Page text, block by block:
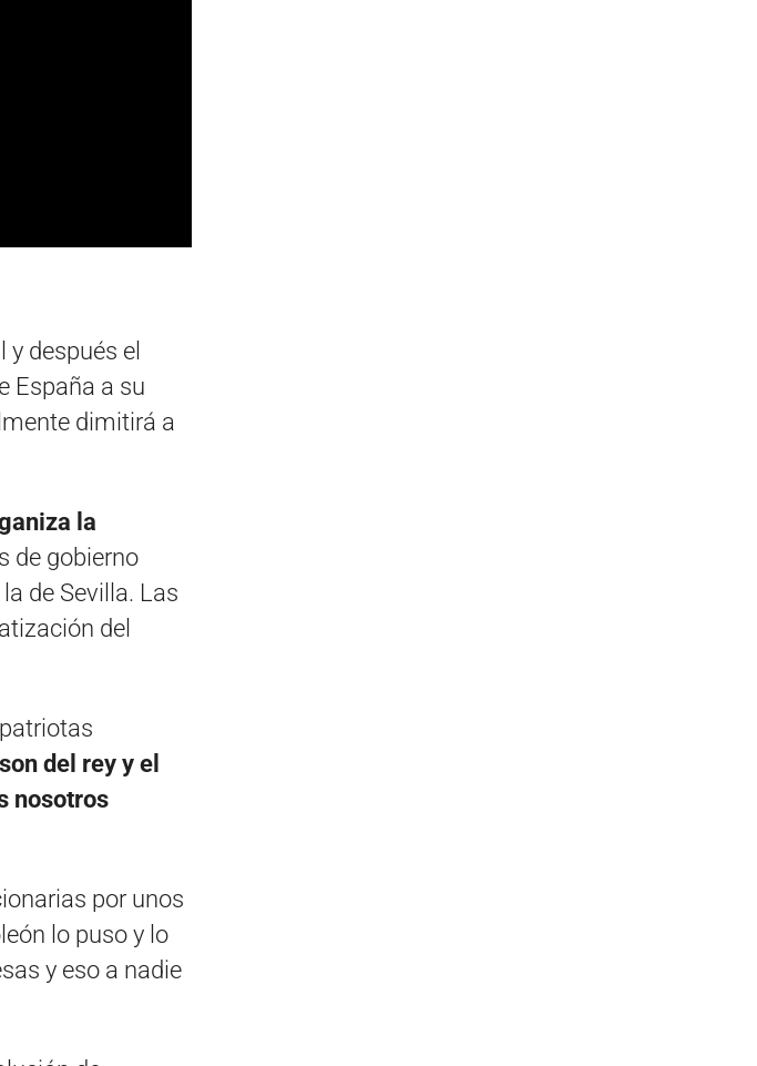
después el
España a su
dimitirá a
la
de gobierno
de Sevilla. Las
del
del rey y el
nosotros
por unos
lo puso y lo
y eso a nadie